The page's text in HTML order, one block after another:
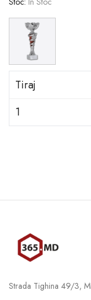
Tiraj
1
Strada Tighina 49/3,